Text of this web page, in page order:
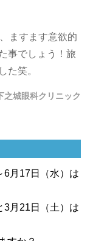
ますます意欲的
事でしょう！旅
た笑。
之城眼科クリニック
6月17日（水）は
3月21日（土）は